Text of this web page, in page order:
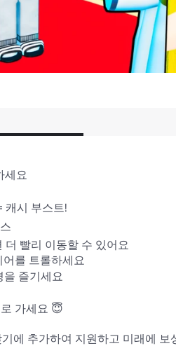
세요
캐시 부스트!
더 빨리 이동할 수 있어요
를 트롤하세요
즐기세요
가세요 😇
에 추가하여 지원하고 미래에